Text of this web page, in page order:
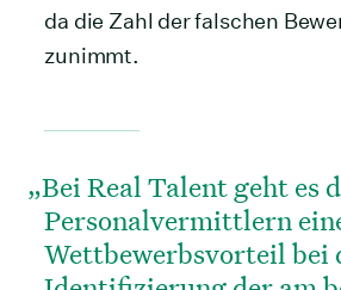
da die Zahl der falschen
zunimmt.
Bei Real Talent geht es
Personalvermittlern
Wettbewerbsvorteil bei